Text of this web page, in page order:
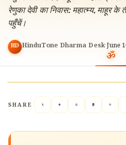
रेणुका देवी का निवास: महात्म्य, माहूर
पहुँचें।
HD HinduTone Dharma Desk·June
SHARE